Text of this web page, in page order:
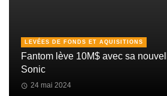
LEVÉES DE FONDS ET AQUISITIONS
Fantom lève 10M$ avec sa
Sonic
24 mai 2024